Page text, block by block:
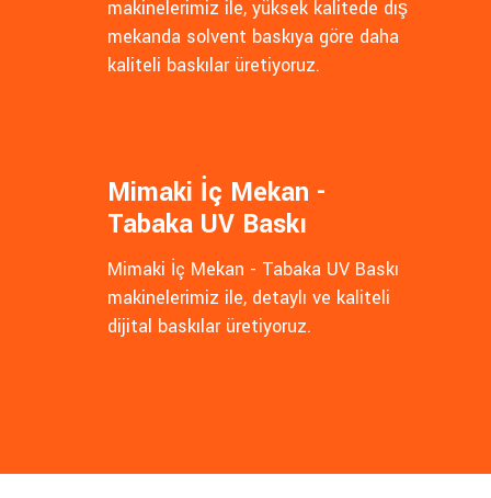
makinelerimiz ile, yüksek kalitede dış
mekanda solvent baskıya göre daha
kaliteli baskılar üretiyoruz.
Mimaki İç Mekan -
Tabaka UV Baskı
Mimaki İç Mekan - Tabaka UV Baskı
makinelerimiz ile, detaylı ve kaliteli
dijital baskılar üretiyoruz.